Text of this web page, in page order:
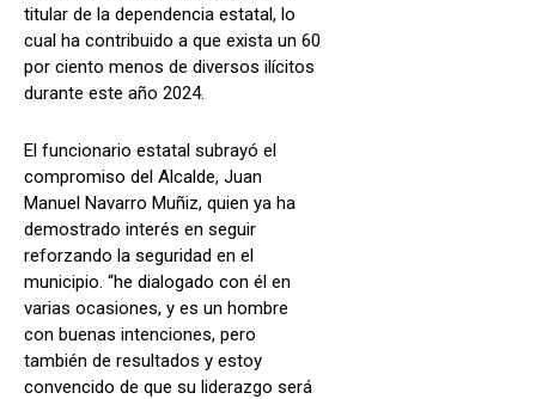
titular de la dependencia estatal, lo
cual ha contribuido a que exista un 60
por ciento menos de diversos ilícitos
durante este año 2024.
El funcionario estatal subrayó el
compromiso del Alcalde, Juan
Manuel Navarro Muñiz, quien ya ha
demostrado interés en seguir
reforzando la seguridad en el
municipio. “he dialogado con él en
varias ocasiones, y es un hombre
con buenas intenciones, pero
también de resultados y estoy
convencido de que su liderazgo será